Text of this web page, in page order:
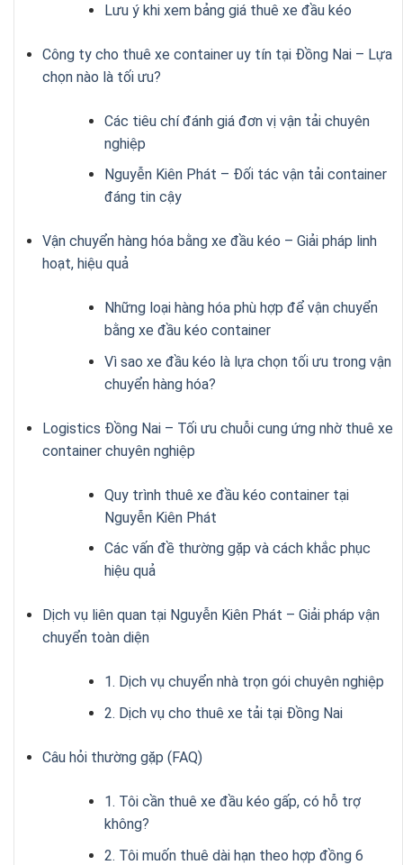
Lưu ý khi xem bảng giá thuê xe đầu kéo
Công ty cho thuê xe container uy tín tại Đồng Nai – Lựa
chọn nào là tối ưu?
Các tiêu chí đánh giá đơn vị vận tải chuyên
nghiệp
Nguyễn Kiên Phát – Đối tác vận tải container
đáng tin cậy
Vận chuyển hàng hóa bằng xe đầu kéo – Giải pháp linh
hoạt, hiệu quả
Những loại hàng hóa phù hợp để vận chuyển
bằng xe đầu kéo container
Vì sao xe đầu kéo là lựa chọn tối ưu trong vận
chuyển hàng hóa?
Logistics Đồng Nai – Tối ưu chuỗi cung ứng nhờ thuê xe
container chuyên nghiệp
Quy trình thuê xe đầu kéo container tại
Nguyễn Kiên Phát
Các vấn đề thường gặp và cách khắc phục
hiệu quả
Dịch vụ liên quan tại Nguyễn Kiên Phát – Giải pháp vận
chuyển toàn diện
1. Dịch vụ chuyển nhà trọn gói chuyên nghiệp
2. Dịch vụ cho thuê xe tải tại Đồng Nai
Câu hỏi thường gặp (FAQ)
1. Tôi cần thuê xe đầu kéo gấp, có hỗ trợ
không?
2. Tôi muốn thuê dài hạn theo hợp đồng 6